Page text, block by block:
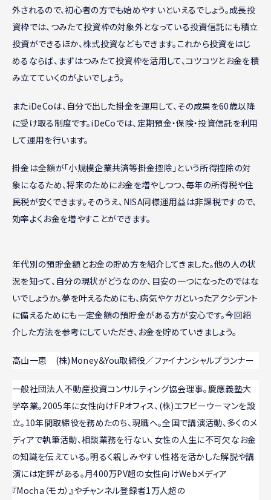
外されるので、初心者の方でも始めやすいといえるでしょう。成長投
資枠では、つみたて投資枠の対象外となっている投資信託にも積立
投資ができるほか、株式投資などもできます。これから投資をはじ
めるならば、まずはつみたて投資枠を活用して、コツコツとお金を積
み立てていくのがよいでしょう。
またiDeCoは、自分で出した掛金を運用して、その成果を60歳以降
に受け取る制度です。iDeCoでは、定期預金・保険・投資信託を利用
して運用を行います。
掛金は全額が「小規模企業共済等掛金控除」という所得控除の対
象になるため、将来のためにお金を増やしつつ、毎年の所得税や住
民税が安くできます。そのうえ、NISA同様運用益は非課税ですので、
効率よくお金を増やすことができます。
年代別の預貯金額とお金の貯め方を紹介してきました。他の人の状
況を知って、自分の現状がどうなのか、目安の一つになったのではな
いでしょうか。夢を叶えるためにも、病気やケガといったアクシデント
に備えるためにも一定金額の預貯金がある方が安心です。今回紹
介した方法を参考にしていただき、お金を貯めていきましょう。
高山一恵 (株)Money＆You取締役／ファイナンシャルプランナー
一般社団法人不動産投資コンサルティング協会理事。慶應義塾大
学卒業。2005年に女性向けFPオフィス、(株)エフピーウーマンを設
立。10年間取締役を務めたのち、現職へ。全国で講演活動、多くのメ
ディアで執筆活動、相談業務を行ない、女性の人生に不可欠なお金
の知識を伝えている。明るく親しみやすい性格を活かした解説や講
演には定評がある。月400万PV超の女性向けWebメディア
『Mocha（モカ）』やチャンネル登録者1万人超の